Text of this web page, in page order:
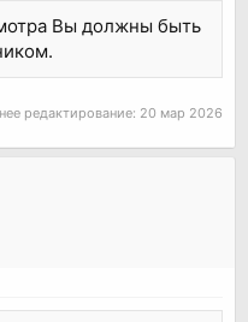
Вы должны быть
редактирование: 20 мар 2026